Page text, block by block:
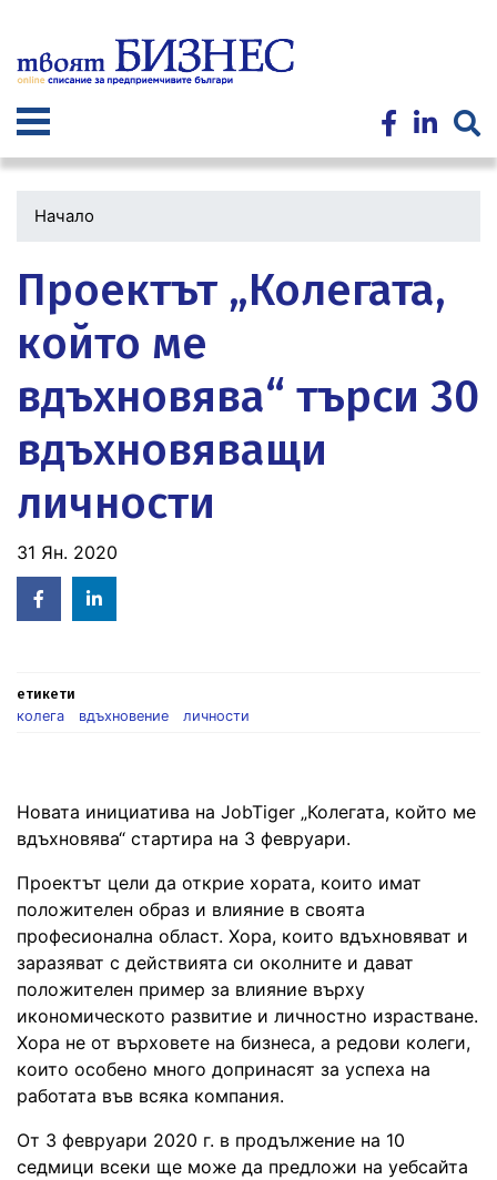
към
основното
Начало
Проектът „Колегата,
който ме
вдъхновява“ търси 30
вдъхновяващи
личности
31 Ян. 2020
Facebook
in
етикети
колега
вдъхновение личности
Новата инициатива на JobTiger „Колегата, който ме
вдъхновява“ стартира на 3 февруари.
Проектът цели да открие хората, които имат
положителен образ и влияние в своята
професионална област. Хора, които вдъхновяват и
заразяват с действията си околните и дават
положителен пример за влияние върху
икономическото развитие и личностно израстване.
Хора не от върховете на бизнеса, а редови колеги,
които особено много допринасят за успеха на
работата във всяка компания.
От 3 февруари 2020 г. в продължение на 10
седмици всеки ще може да предложи на уебсайта